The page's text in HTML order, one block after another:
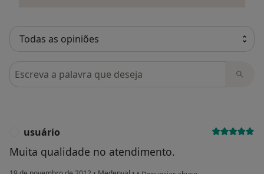
Pesquisar em opiniões
usuário
Muita qualidade no atendimento.
na opinião do utilizador usuário